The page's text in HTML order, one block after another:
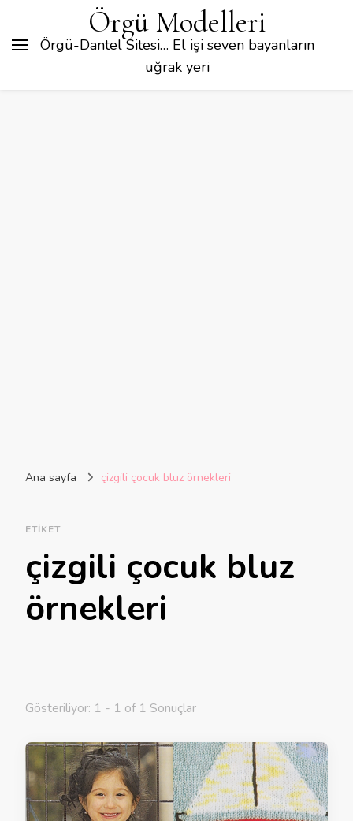
Örgü Modelleri
Örgü-Dantel Sitesi… El işi seven bayanların
uğrak yeri
Ana sayfa çizgili çocuk bluz örnekleri
ETIKET
çizgili çocuk bluz
örnekleri
Gösteriliyor: 1 - 1 of 1 Sonuçlar